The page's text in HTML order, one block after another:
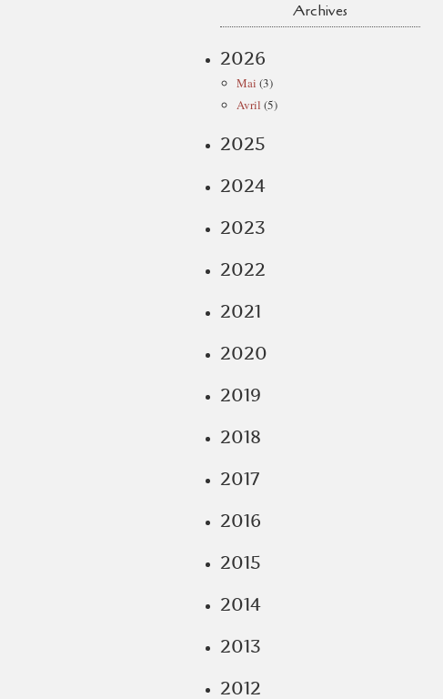
Archives
2026
Mai (3)
Avril (5)
2025
2024
2023
2022
2021
2020
2019
2018
2017
2016
2015
2014
2013
2012